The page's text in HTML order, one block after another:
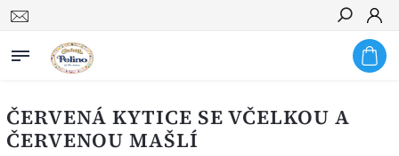
Hledat
ČERVENÁ KYTICE SE VČELKOU A
ČERVENOU MAŠLÍ